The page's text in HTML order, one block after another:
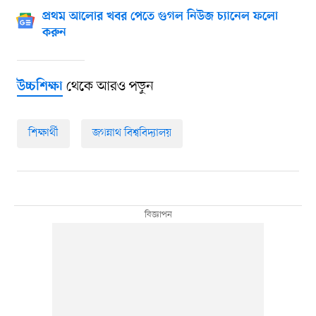
প্রথম আলোর খবর পেতে গুগল নিউজ চ্যানেল ফলো
করুন
উচ্চশিক্ষাথেকে আরও পড়ুন
শিক্ষার্থী জগন্নাথ বিশ্ববিদ্যালয়